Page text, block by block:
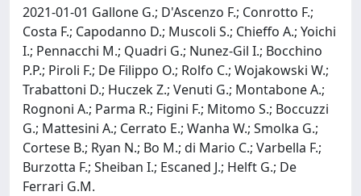
2021-01-01 Gallone G.; D'Ascenzo F.; Conrotto F.;
Costa F.; Capodanno D.; Muscoli S.; Chieffo A.; Yoichi
I.; Pennacchi M.; Quadri G.; Nunez-Gil I.; Bocchino
P.P.; Piroli F.; De Filippo O.; Rolfo C.; Wojakowski W.;
Trabattoni D.; Huczek Z.; Venuti G.; Montabone A.;
Rognoni A.; Parma R.; Figini F.; Mitomo S.; Boccuzzi
G.; Mattesini A.; Cerrato E.; Wanha W.; Smolka G.;
Cortese B.; Ryan N.; Bo M.; di Mario C.; Varbella F.;
Burzotta F.; Sheiban I.; Escaned J.; Helft G.; De
Ferrari G.M.